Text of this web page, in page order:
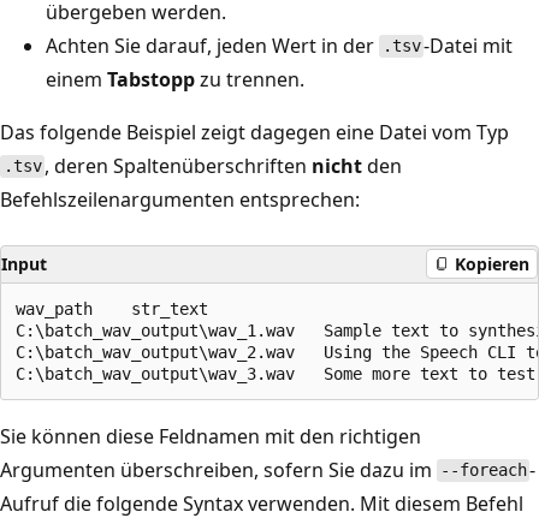
übergeben werden.
Achten Sie darauf, jeden Wert in der
.tsv-Datei mit
einem Tabstoppzu trennen.
Das folgende Beispiel zeigt dagegen eine Datei vom Typ
.tsv , deren Spaltenüberschriften nichtden
Befehlszeilenargumenten entsprechen:
Input Kopieren
wav_path    str_text
C:\batch_wav_output\wav_1.wav	Sample text to synthesize.
C:\batch_wav_output\wav_2.wav	Using the Speech CLI to run batch-synthesis.
Sie können diese Feldnamen mit den richtigen
Argumenten überschreiben, sofern Sie dazu im
--foreach-
Aufruf die folgende Syntax verwenden. Mit diesem Befehl